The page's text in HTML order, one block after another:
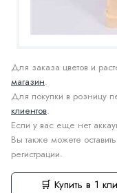
Для заказа цветов и
магазин.
Для покупки в розницу
клиентов.
Если у вас еще нет
Вы также можете
регистрации.
🛒 Купить в 1